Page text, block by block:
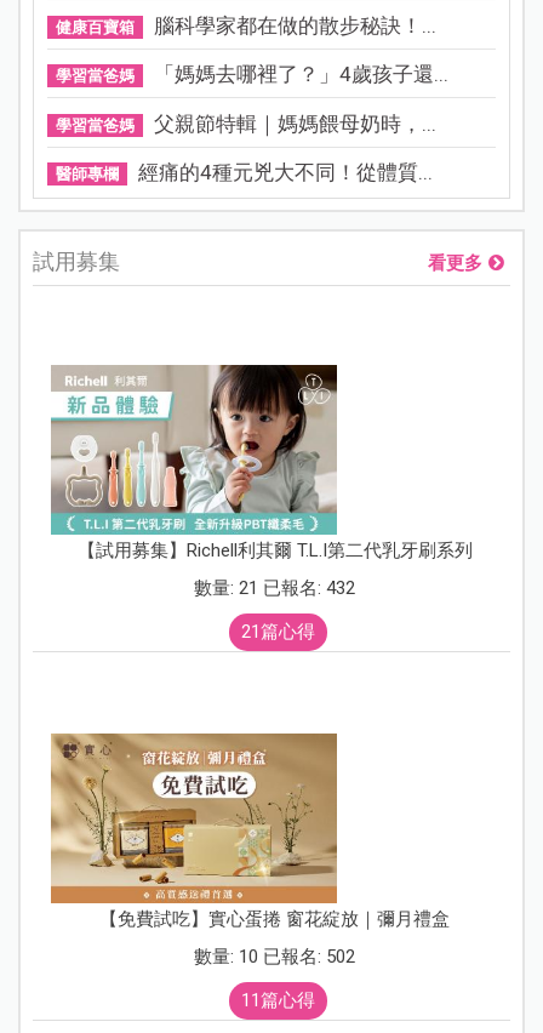
健康百寶箱 腦科學家都在做的散步秘訣！...
學習當爸媽 「媽媽去哪裡了？」4歲孩子還...
學習當爸媽 父親節特輯｜媽媽餵母奶時，...
醫師專欄 經痛的4種元兇大不同！從體質...
試用募集 看更多
【試用募集】Richell利其爾 T.L.I第二代乳牙刷系列
數量: 21 已報名: 432
21篇心得
【免費試吃】實心蛋捲 窗花綻放｜彌月禮盒
數量: 10 已報名: 502
11篇心得